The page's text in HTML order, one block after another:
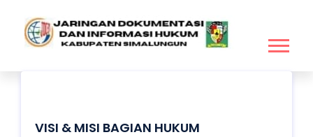
VISI & MISI BAGIAN HUKUM